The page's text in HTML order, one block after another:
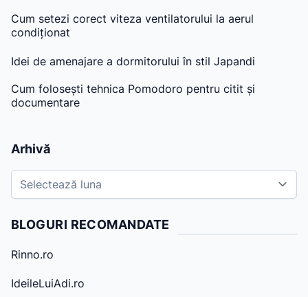
Cum setezi corect viteza ventilatorului la aerul
condiționat
Idei de amenajare a dormitorului în stil Japandi
Cum folosești tehnica Pomodoro pentru citit și
documentare
Arhivă
r
i
v
BLOGURI RECOMANDATE
Rinno.ro
IdeileLuiAdi.ro